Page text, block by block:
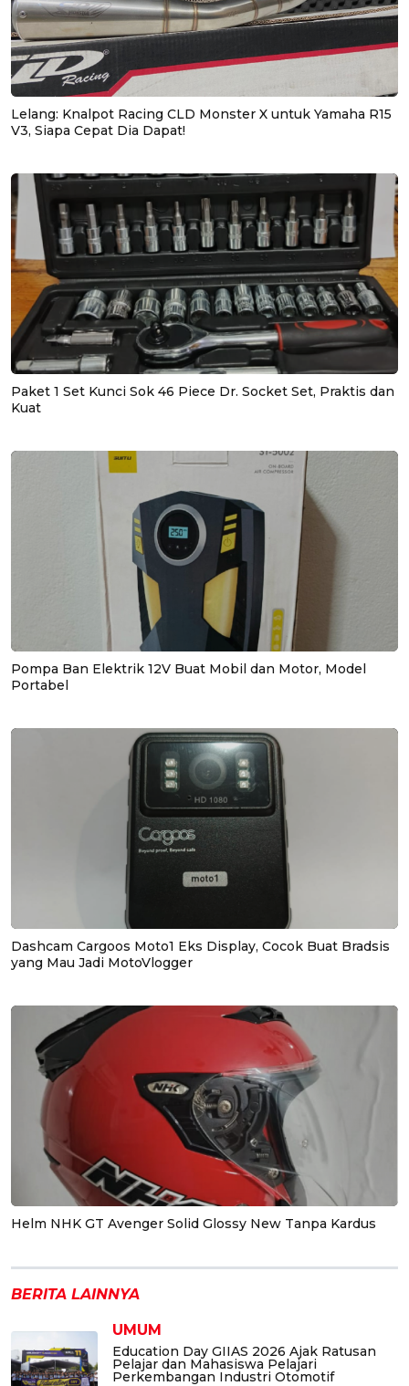
Lelang: Knalpot Racing CLD Monster X untuk Yamaha R15
V3, Siapa Cepat Dia Dapat!
Paket 1 Set Kunci Sok 46 Piece Dr. Socket Set, Praktis dan
Kuat
Pompa Ban Elektrik 12V Buat Mobil dan Motor, Model
Portabel
Dashcam Cargoos Moto1 Eks Display, Cocok Buat Bradsis
yang Mau Jadi MotoVlogger
Helm NHK GT Avenger Solid Glossy New Tanpa Kardus
BERITA LAINNYA
UMUM
Education Day GIIAS 2026 Ajak Ratusan
Pelajar dan Mahasiswa Pelajari
Perkembangan Industri Otomotif